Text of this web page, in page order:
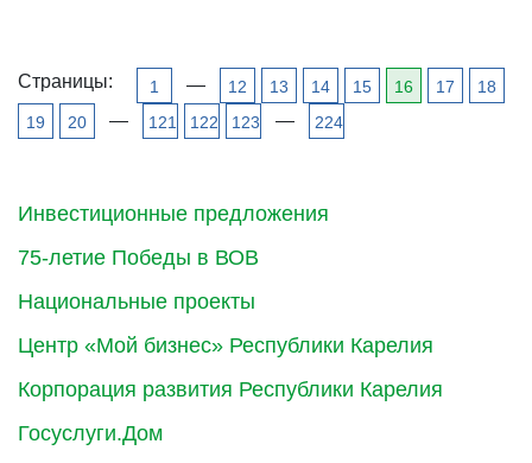
Инвестиционные предложения
75-летие Победы в ВОВ
Национальные проекты
Центр «Мой бизнес» Республики Карелия
Корпорация развития Республики Карелия
Госуслуги.Дом
Страницы: 1 — 12 13 14 15 16 17
18
19
20 — 121 122 123 — 224